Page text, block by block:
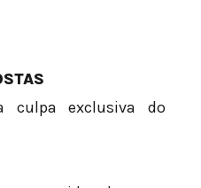
culpa exclusiva do